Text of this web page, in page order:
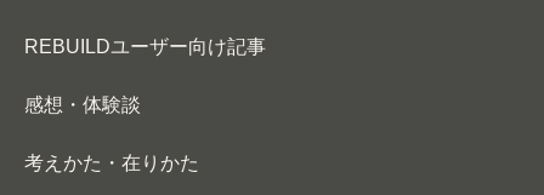
REBUILDユーザー向け記事
感想・体験談
考えかた・在りかた